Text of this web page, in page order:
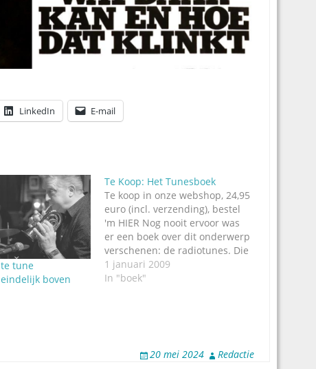
LinkedIn E-mail
tune
boven
Te Koop: Het Tunesboek
Te koop in onze webshop, 24,95
euro (incl. verzending), bestel
'm HIER Nog nooit ervoor was
er een boek over dit onderwerp
verschenen: de radiotunes. Die
over­herkenbare muziekjes die
in je hoofd blijven dwarrelen,
1 januari 2009
In "boek"
20 mei 2024 Redactie